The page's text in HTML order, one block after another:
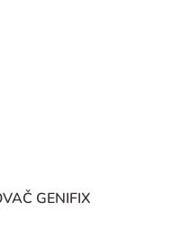
GENIFIX